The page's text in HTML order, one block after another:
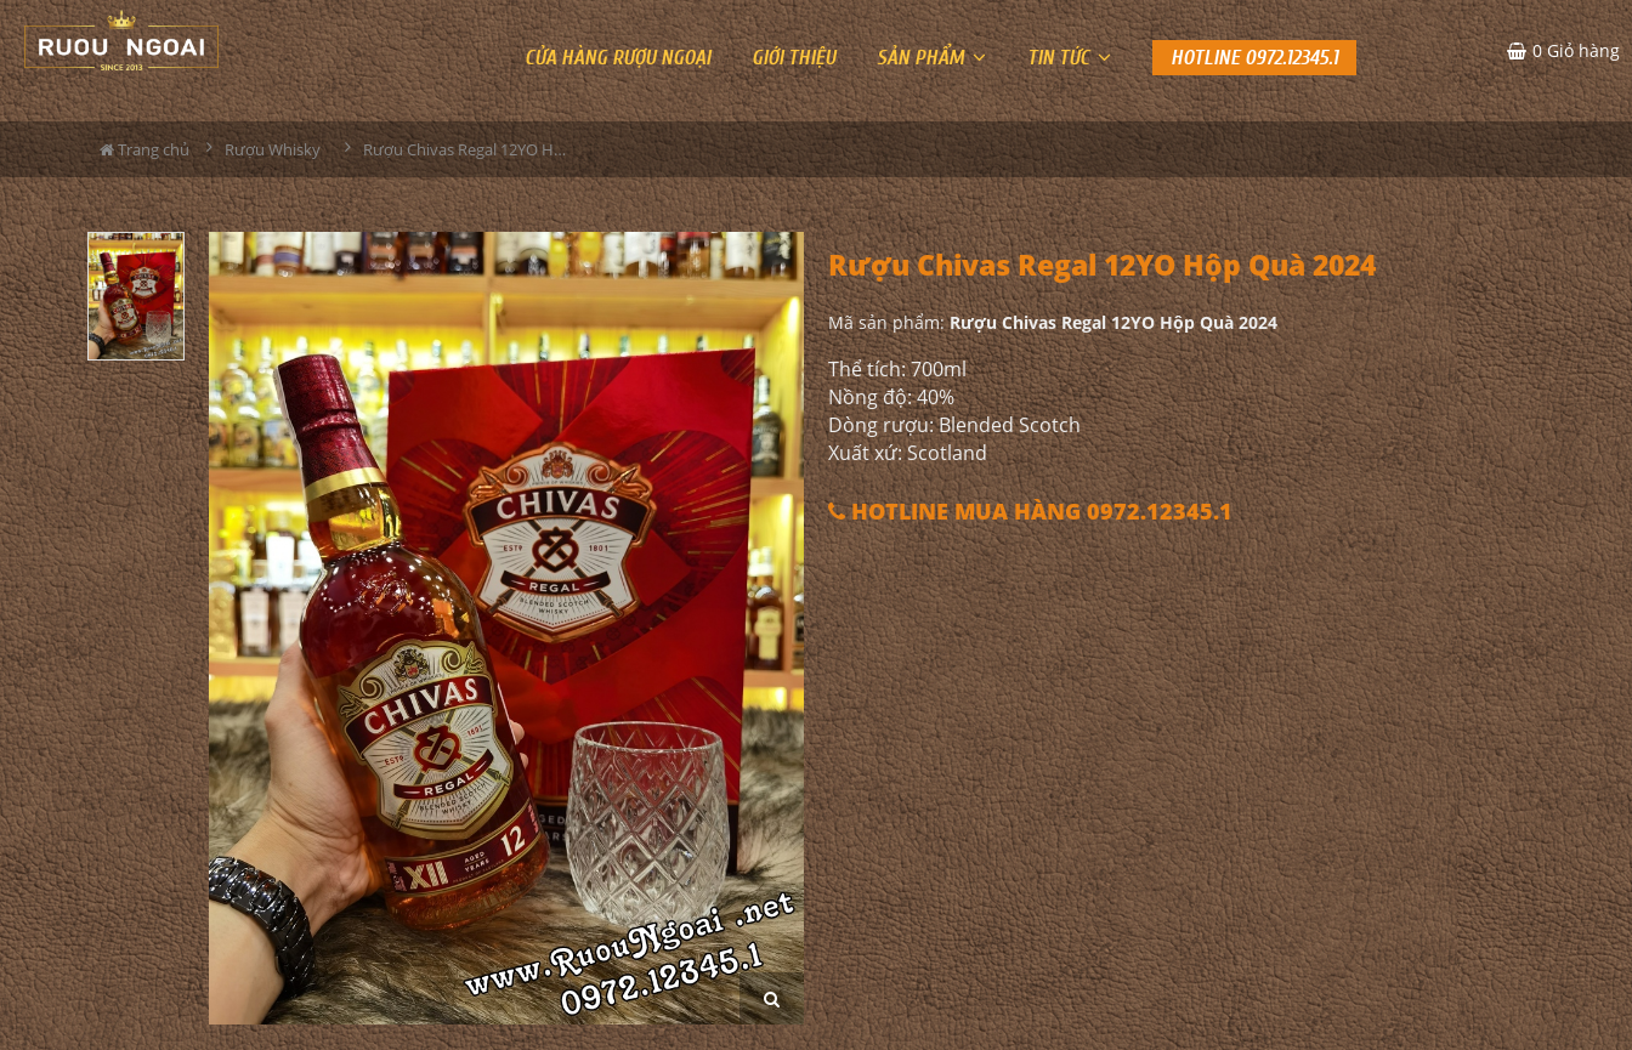
CỬA HÀNG RƯỢU NGOẠI GIỚI THIỆU SẢN PHẨM TIN TỨC HOTLINE 0972.12345.1 0 Giỏ hàng
Trang chủ Rượu Whisky Rượu Chivas Regal 12YO Hộp Quà 2024
Rượu Chivas Regal 12YO Hộp Quà 2024
Mã sản phẩm:Rượu Chivas Regal 12YO Hộp Quà 2024
Thể tích: 700ml
Nồng độ: 40%
Dòng rượu: Blended Scotch
Xuất xứ: Scotland
HOTLINE MUA HÀNG 0972.12345.1